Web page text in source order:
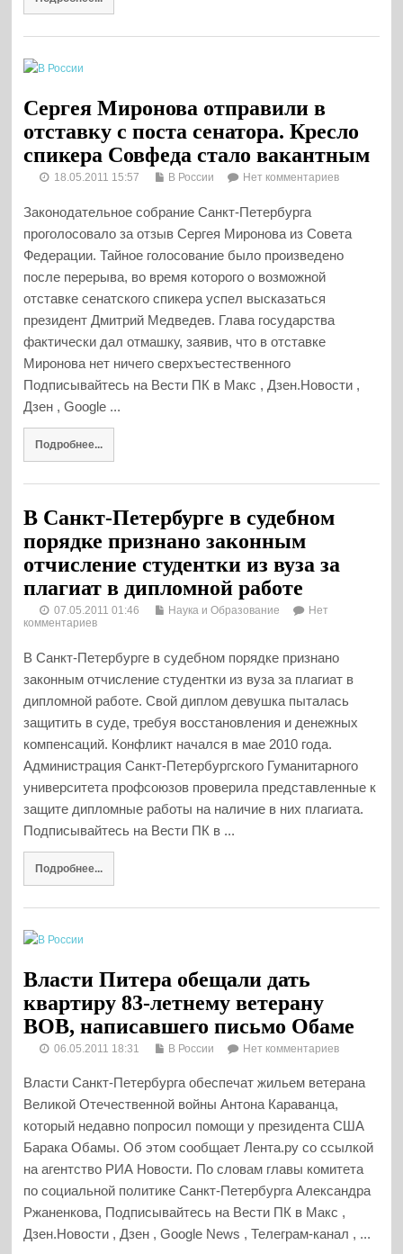
Сергея Миронова отправили в
отставку с поста сенатора. Кресло
спикера Совфеда стало вакантным
18.05.2011 15:57 В России Нет комментариев
Законодательное собрание Санкт-Петербурга
проголосовало за отзыв Сергея Миронова из Совета
Федерации. Тайное голосование было произведено
после перерыва, во время которого о возможной
отставке сенатского спикера успел высказаться
президент Дмитрий Медведев. Глава государства
фактически дал отмашку, заявив, что в отставке
Миронова нет ничего сверхъестественного
Подписывайтесь на Вести ПК в Макс , Дзен.Новости ,
Дзен , Google ...
Подробнее...
В Санкт-Петербурге в судебном
порядке признано законным
отчисление студентки из вуза за
плагиат в дипломной работе
07.05.2011 01:46 Наука и Образование
Нет
комментариев
В Санкт-Петербурге в судебном порядке признано
законным отчисление студентки из вуза за плагиат в
дипломной работе. Свой диплом девушка пыталась
защитить в суде, требуя восстановления и денежных
компенсаций. Конфликт начался в мае 2010 года.
Администрация Санкт-Петербургского Гуманитарного
университета профсоюзов проверила представленные к
защите дипломные работы на наличие в них плагиата.
Подписывайтесь на Вести ПК в ...
Подробнее...
Власти Питера обещали дать
квартиру 83-летнему ветерану
ВОВ, написавшего письмо Обаме
06.05.2011 18:31 В России Нет комментариев
Власти Санкт-Петербурга обеспечат жильем ветерана
Великой Отечественной войны Антона Караванца,
который недавно попросил помощи у президента США
Барака Обамы. Об этом сообщает Лента.ру со ссылкой
на агентство РИА Новости. По словам главы комитета
по социальной политике Санкт-Петербурга Александра
Ржаненкова, Подписывайтесь на Вести ПК в Макс ,
Дзен.Новости , Дзен , Google News , Телеграм-канал , ...